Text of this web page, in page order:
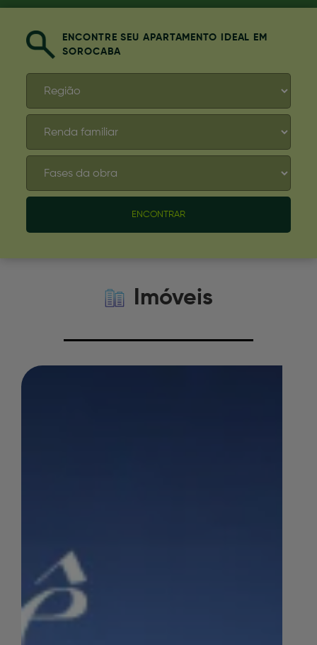
ENCONTRE SEU APARTAMENTO IDEAL EM
SOROCABA
Imóveis